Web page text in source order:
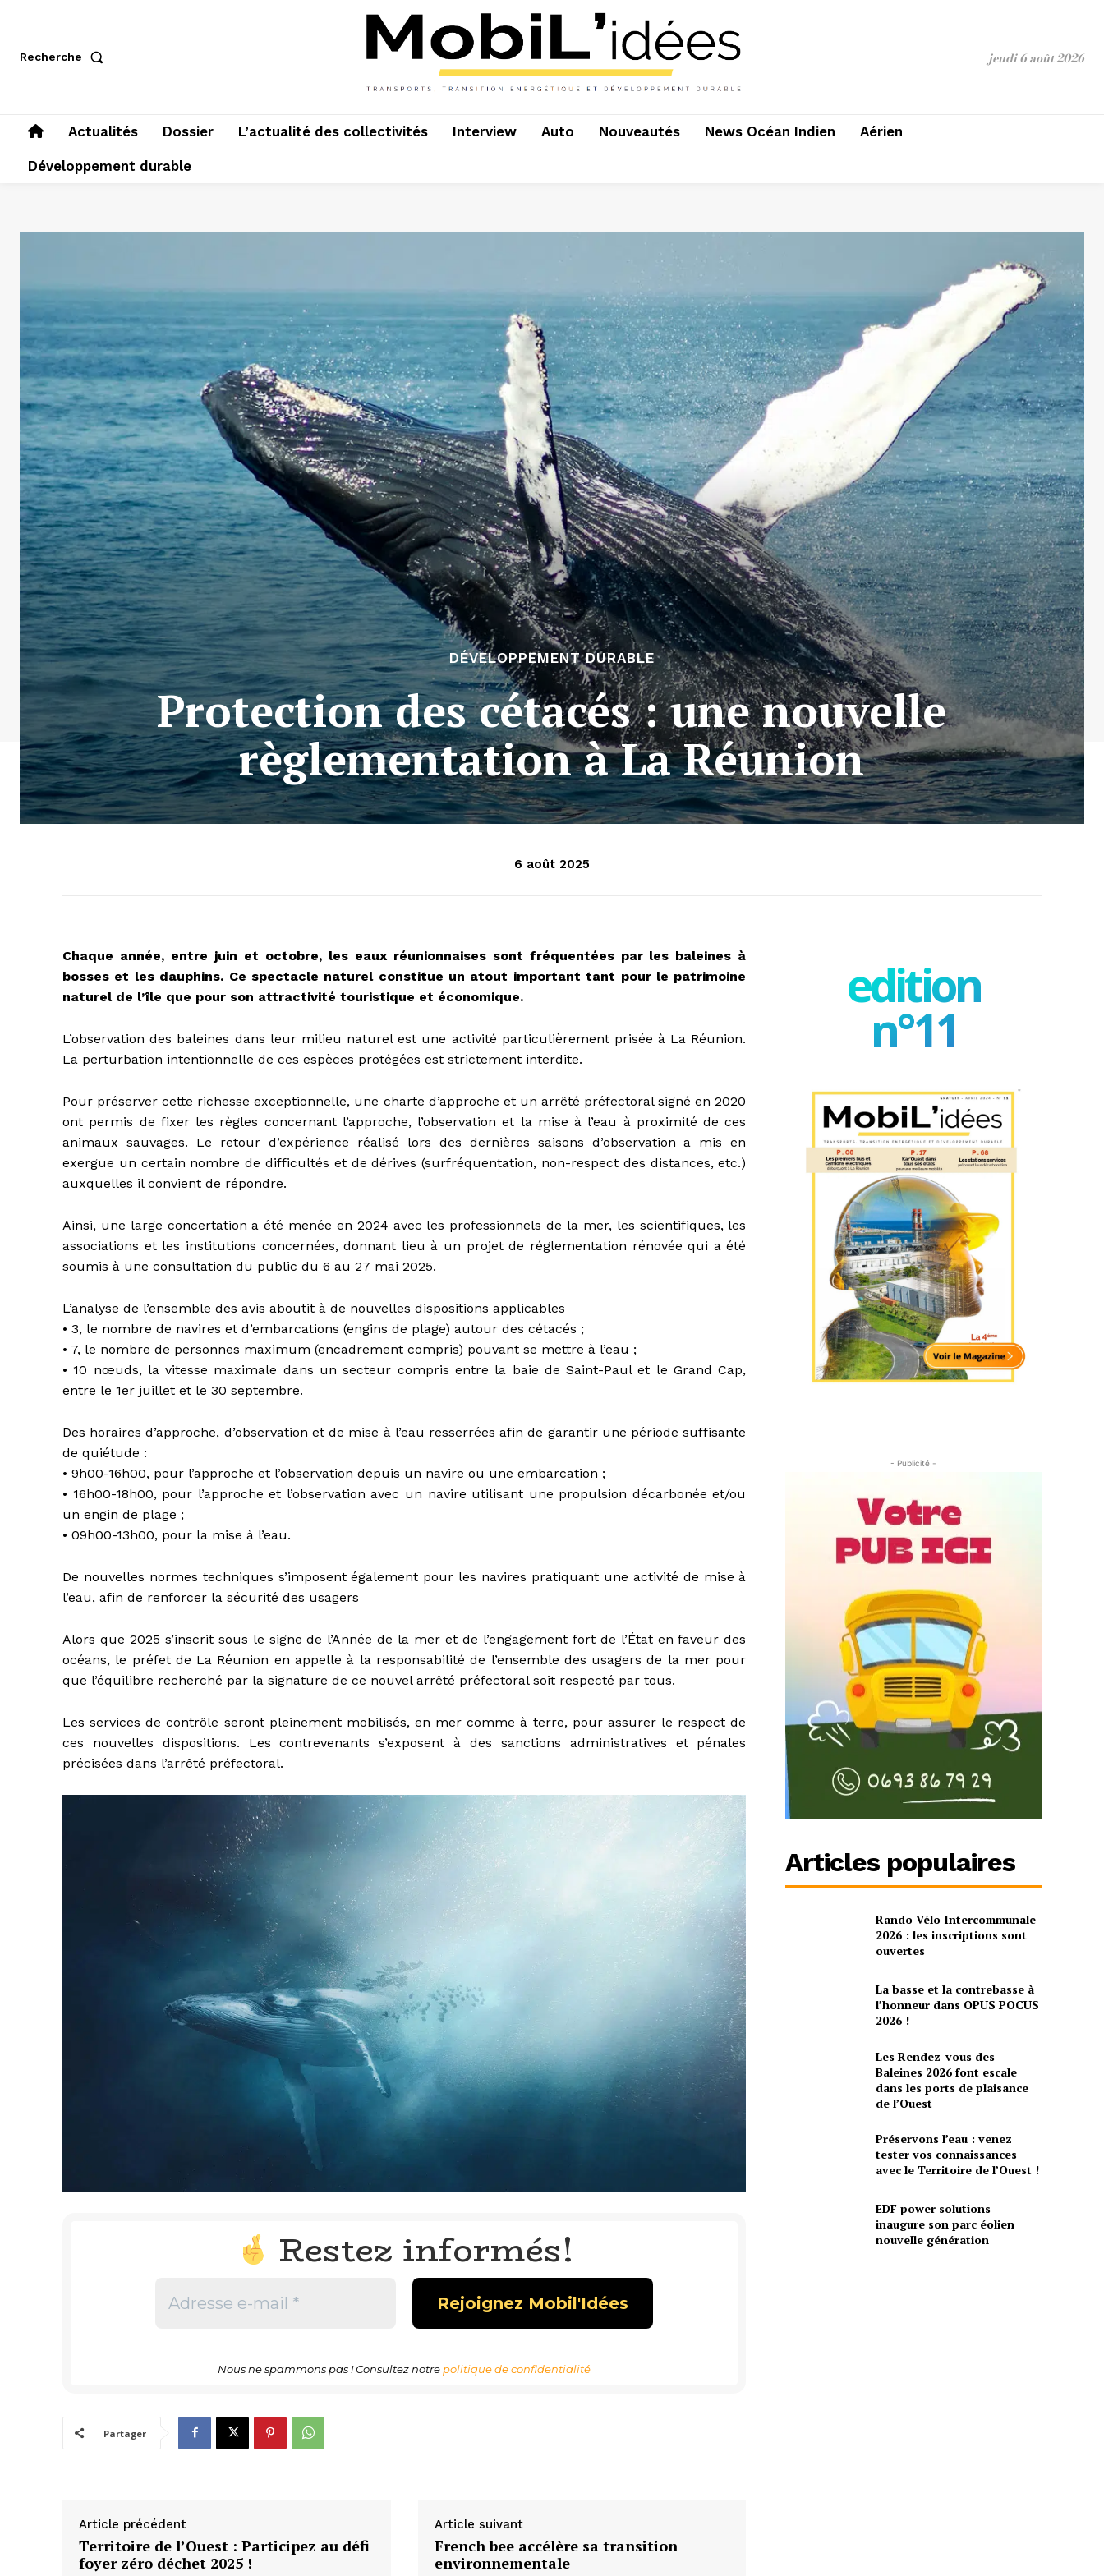
Recherche jeudi 6 août 2026
Actualités Dossier L’actualité des collectivités Interview Auto Nouveautés News Océan Indien Aérien
Développement durable
DÉVELOPPEMENT DURABLE
Protection des cétacés : une nouvelle
règlementation à La Réunion
6 août 2025
Chaque année, entre juin et octobre, les eaux réunionnaises sont fréquentées par les baleines à
bosses et les dauphins. Ce spectacle naturel constitue un atout important tant pour le patrimoine
naturel de l’île que pour son attractivité touristique et économique.
L’observation des baleines dans leur milieu naturel est une activité particulièrement prisée à La Réunion.
La perturbation intentionnelle de ces espèces protégées est strictement interdite.
Pour préserver cette richesse exceptionnelle, une charte d’approche et un arrêté préfectoral signé en 2020
ont permis de fixer les règles concernant l’approche, l’observation et la mise à l’eau à proximité de ces
animaux sauvages. Le retour d’expérience réalisé lors des dernières saisons d’observation a mis en
exergue un certain nombre de difficultés et de dérives (surfréquentation, non-respect des distances, etc.)
auxquelles il convient de répondre.
Ainsi, une large concertation a été menée en 2024 avec les professionnels de la mer, les scientifiques, les
associations et les institutions concernées, donnant lieu à un projet de réglementation rénovée qui a été
soumis à une consultation du public du 6 au 27 mai 2025.
L’analyse de l’ensemble des avis aboutit à de nouvelles dispositions applicables
• 3, le nombre de navires et d’embarcations (engins de plage) autour des cétacés ;
• 7, le nombre de personnes maximum (encadrement compris) pouvant se mettre à l’eau ;
• 10 nœuds, la vitesse maximale dans un secteur compris entre la baie de Saint-Paul et le Grand Cap,
entre le 1er juillet et le 30 septembre.
Des horaires d’approche, d’observation et de mise à l’eau resserrées afin de garantir une période suffisante
de quiétude :
• 9h00-16h00, pour l’approche et l’observation depuis un navire ou une embarcation ;
• 16h00-18h00, pour l’approche et l’observation avec un navire utilisant une propulsion décarbonée et/ou
un engin de plage ;
• 09h00-13h00, pour la mise à l’eau.
De nouvelles normes techniques s’imposent également pour les navires pratiquant une activité de mise à
l’eau, afin de renforcer la sécurité des usagers
Alors que 2025 s’inscrit sous le signe de l’Année de la mer et de l’engagement fort de l’État en faveur des
océans, le préfet de La Réunion en appelle à la responsabilité de l’ensemble des usagers de la mer pour
que l’équilibre recherché par la signature de ce nouvel arrêté préfectoral soit respecté par tous.
Les services de contrôle seront pleinement mobilisés, en mer comme à terre, pour assurer le respect de
ces nouvelles dispositions. Les contrevenants s’exposent à des sanctions administratives et pénales
précisées dans l’arrêté préfectoral.
Restez informés!
Nous ne spammons pas ! Consultez notre politique de confidentialité
Partager
Article précédent
Territoire de l’Ouest : Participez au défi
foyer zéro déchet 2025 !
Article suivant
French bee accélère sa transition
environnementale
edition
n°11
- Publicité -
Articles populaires
Rando Vélo Intercommunale
2026 : les inscriptions sont
ouvertes
La basse et la contrebasse à
l’honneur dans OPUS POCUS
2026 !
Les Rendez-vous des
Baleines 2026 font escale
dans les ports de plaisance
de l’Ouest
Préservons l’eau : venez
tester vos connaissances
avec le Territoire de l’Ouest !
EDF power solutions
inaugure son parc éolien
nouvelle génération